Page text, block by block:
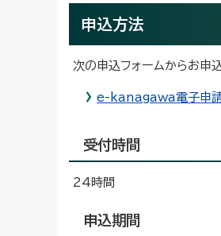
申込方法
次の申込フォームからお申
e-kanagawa電子申請
受付時間
24時間
申込期間